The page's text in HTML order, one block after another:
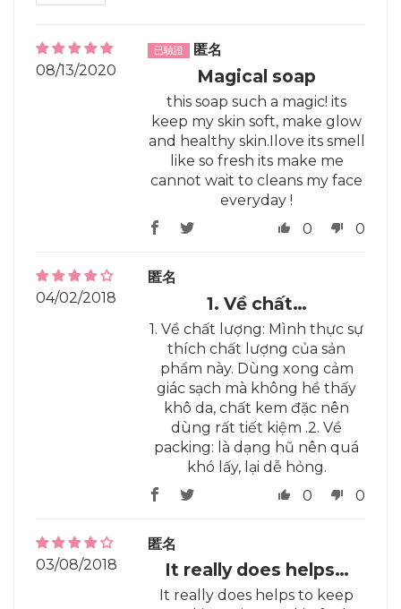
08/13/2020
匿名
Magical soap
this soap such a magic! its
keep my skin soft, make glow
and healthy skin.Ilove its smell
like so fresh its make me
cannot wait to cleans my face
everyday !
0
0
04/02/2018
匿名
1. Về chất…
1. Về chất lượng: Mình thực sự
thích chất lượng của sản
phẩm này. Dùng xong cảm
giác sạch mà không hề thấy
khô da, chất kem đặc nên
dùng rất tiết kiệm .2. Về
packing: là dạng hũ nên quá
khó lấy, lại dễ hỏng.
0
0
03/08/2018
匿名
It really does helps…
It really does helps to keep